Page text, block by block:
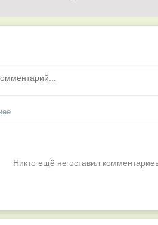
Никто ещё не оставил